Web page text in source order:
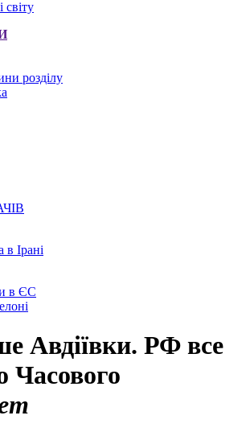
розділу
в Ірані
в ЄС
Авдіївки. РФ все
Часового